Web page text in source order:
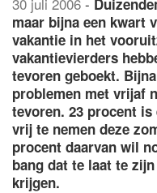
maar bijna een kwart
vakantie in het
vakantievierders
tevoren geboekt.
problemen met vrijaf
tevoren. 23 procent
vrij te nemen deze
procent daarvan wil
bang dat te laat te
krijgen.